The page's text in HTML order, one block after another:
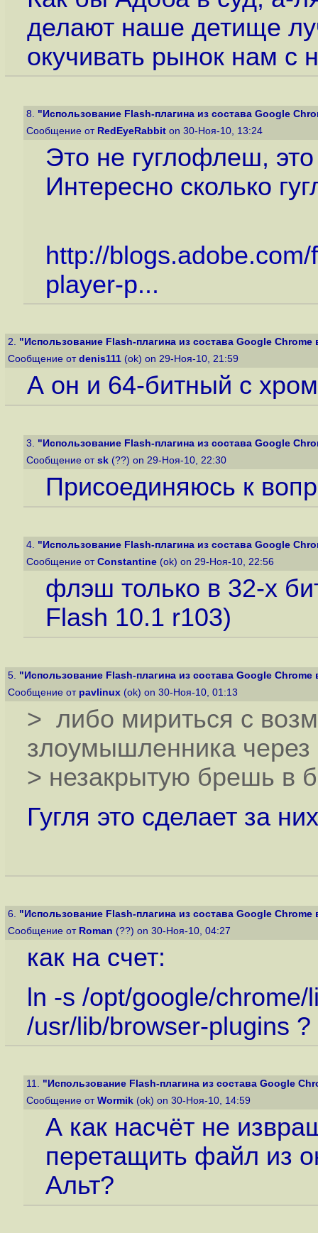
делают наше детище
окучивать рынок нам с
8. "Использование Flash-плагина из состава Google
Сообщение от RedEyeRabbit on 30-Ноя-10, 13:24
Это не гуглофлеш,
Интересно сколько
http://
player-p...
2. "Использование Flash-плагина из состава Google Chrome
Сообщение от denis111 (ok) on 29-Ноя-10, 21:59
А он и 64-битный с
3. "Использование Flash-плагина из состава Google
Сообщение от sk (??) on 29-Ноя-10, 22:30
Присоединяюсь к
4. "Использование Flash-плагина из состава Google
Сообщение от Constantine (ok) on 29-Ноя-10, 22:56
флэш только в 32-х
Flash 10.1 r103)
5. "Использование Flash-плагина из состава Google Chrome
Сообщение от pavlinux (ok) on 30-Ноя-10, 01:13
> либо мириться с
злоумышленника через
> незакрытую брешь в
Гугля это сделает за
6. "Использование Flash-плагина из состава Google Chrome
Сообщение от Roman (??) on 30-Ноя-10, 04:27
как на счет:
ln -s /opt/google/
/usr/lib/browser-plugins ?
11. "Использование Flash-плагина из состава Google
Сообщение от Wormik (ok) on 30-Ноя-10, 14:59
А как насчёт не
перетащить файл из
Альт?